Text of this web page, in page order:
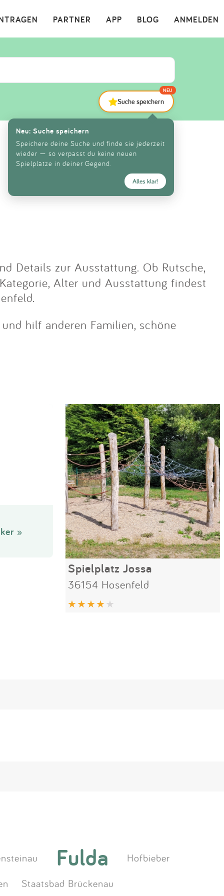
ANMELDEN
BLOG
APP
PARTNER ×
Suche speichern
NEU
Neu: Suche speichern
Speichere deine Suche und finde sie jederzeit
wieder — so verpasst du keine neuen
Spielplätze in deiner Gegend.
Alles klar!
Details zur Ausstattung. Ob Rutsche,
Alter und Ausstattung findest
hilf anderen Familien, schöne
»
Spielplatz Jossa
36154 Hosenfeld
Fulda
Hofbieber
Staatsbad Brückenau